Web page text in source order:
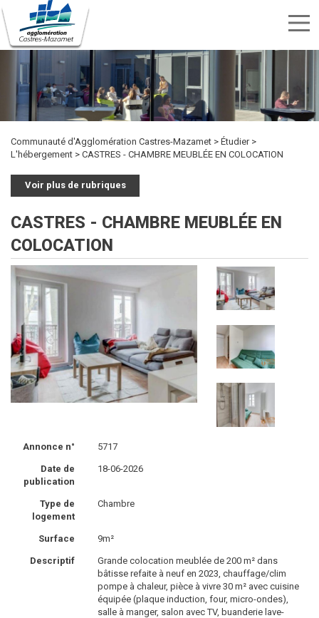
contenu
principal
Menu
nav
LOISIRS
DÉCHETS
ÉTUDIER
DÉVELOPPEMENT
ECONOMIQUE
INTERCOMMUNALITÉ
MARCHÉS
PUBLICS
PUBLICITÉ
DES
ACTES
OFFRES
D'EMPLOI
KIOSQUE
Communauté d'Agglomération Castres-Mazamet
Étudier
L'hébergement
CASTRES - CHAMBRE MEUBLÉE EN COLOCATION
Voir plus de rubriques
CASTRES - CHAMBRE MEUBLÉE EN
COLOCATION
Annonce n° 5717
Date de
publication
18-06-2026
Type de
logement
Chambre
Surface 9m²
Descriptif
Grande colocation meublée de 200 m² dans
bâtisse refaite à neuf en 2023, chauffage/clim
pompe à chaleur, pièce à vivre 30 m² avec cuisine
équipée (plaque induction, four, micro-ondes),
salle à manger, salon avec TV, buanderie lave-